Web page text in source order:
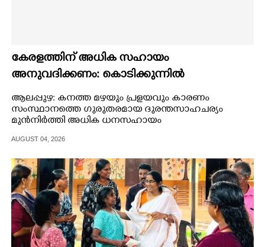
കേരളത്തിന് അധിക സഹായം
അനുവദിക്കണം: കൊടിക്കുന്നിൽ
ആലപ്പുഴ: കനത്ത മഴയും പ്രളയവും കാരണം
സംസ്ഥാനത്തെ ഗുരുതരമായ ദുരന്തസാഹചര്യം
മുൻനിർത്തി അധിക ധനസഹായം
ആവശ്യപ്പെട്ടു.
AUGUST 04, 2026